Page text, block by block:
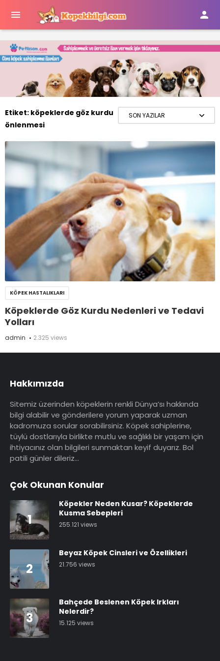
 
Etiket: köpeklerde göz kurdu
önlenmesi
KÖPEK HASTALIKLARI
Köpeklerde Göz Kurdu Nedenleri ve Tedavi
Yolları
admin 2.325 views
Hakkımızda
Sitemiz üzerinden köpeklerin renkli Dünya’sı hakkında
bilgi alabilir ve gönderilere yorum yaparak uzman
kadromuza sorular sorabilirsiniz. Köpek sahiplerine,
tüylü dostlarıyla birlikte mutlu ve sağlıklı bir yaşam için
ihtiyacınız olan bilgileri sunmaktan keyif duyarız. Bol
patili günler dileriz…
Çok Okunan Konular
1
Köpekler Neden Kusar? Köpeklerde
Kusma Sebepleri
255.121 views
2
Beyaz Köpek Cinsleri ve Özellikleri
21.756 views
3
Bahçede Beslenen Köpek Irkları
Nelerdir?
15.125 views